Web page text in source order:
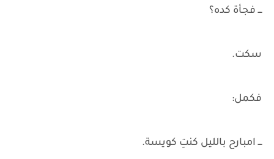
ـــ فجأة كده؟
سكت.
فكمل:
ـــ امبارح بالليل كنتِ كويسة.